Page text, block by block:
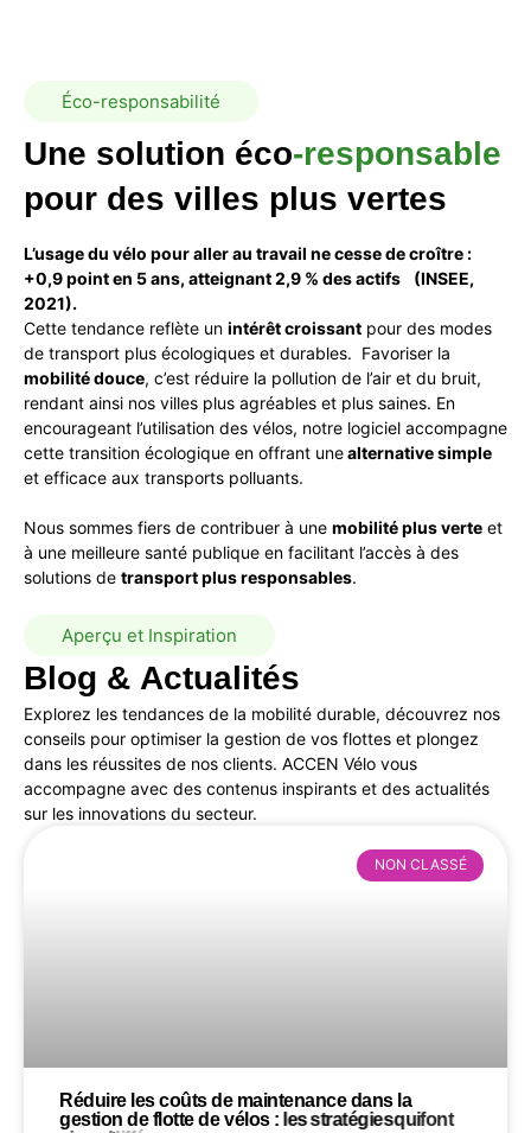
Éco-responsabilité
Une solution éco-responsable
pour des villes plus vertes
L’usage du vélo pour aller au travail ne cesse de croître :
+0,9 point en 5 ans, atteignant 2,9 % des actifs (INSEE,
2021).
Cette tendance reflète un intérêt croissant pour des modes
de transport plus écologiques et durables. Favoriser la
mobilité douce, c’est réduire la pollution de l’air et du bruit,
rendant ainsi nos villes plus agréables et plus saines. En
encourageant l’utilisation des vélos, notre logiciel accompagne
cette transition écologique en offrant unealternative simple
et efficace aux transports polluants.
Nous sommes fiers de contribuer à une mobilité plus verte et
à une meilleure santé publique en facilitant l’accès à des
solutions de transport plus responsables.
Aperçu et Inspiration
Blog & Actualités
Explorez les tendances de la mobilité durable, découvrez nos
conseils pour optimiser la gestion de vos flottes et plongez
dans les réussites de nos clients. ACCEN Vélo vous
accompagne avec des contenus inspirants et des actualités
sur les innovations du secteur.
NON CLASSÉ
Réduire les coûts de maintenance dans la
gestion de flotte de vélos : les stratégies qui font